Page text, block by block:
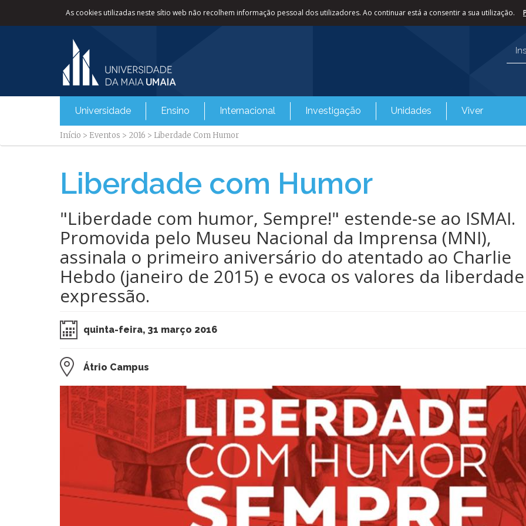
As cookies utilizadas neste sítio web não recolhem informação pessoal dos utilizadores. Ao continuar está a consentir a sua utilização.
Universidade Ensino Internacional Investigação Unidades Viver
Início > Eventos > 2016 > Liberdade Com Humor
Liberdade com Humor
​"Liberdade com humor, Sempre!" estende-se ao ISMAI.
Promovida pelo Museu Nacional da Imprensa (MNI),
assinala o primeiro aniversário do atentado ao Charlie
Hebdo (janeiro de 2015) e evoca os valores da
expressão.
quinta-feira, 31 março 2016
Átrio Campus